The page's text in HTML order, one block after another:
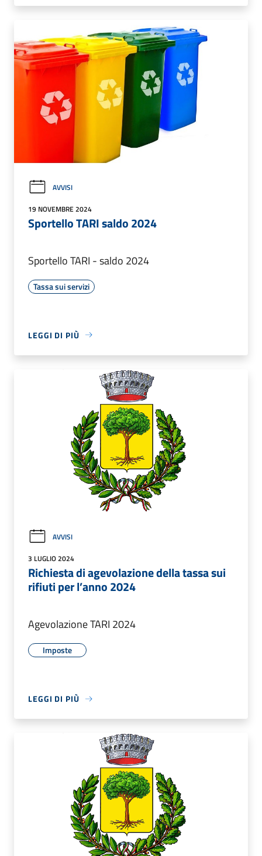
AVVISI
19 NOVEMBRE 2024
Sportello TARI saldo 2024
Sportello TARI - saldo 2024
Tassa sui servizi
LEGGI DI PIÙ
AVVISI
3 LUGLIO 2024
Richiesta di agevolazione della tassa sui
rifiuti per l’anno 2024
Agevolazione TARI 2024
Imposte
LEGGI DI PIÙ